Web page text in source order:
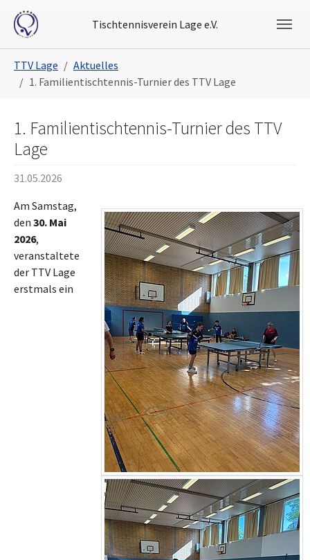
Skip to main navigation
Skip to main content
Skip to page footer
Tischtennisverein Lage e.V.
TTV Lage
Aktuelles
1. Familientischtennis-Turnier des TTV Lage
1. Familientischtennis-Turnier des TTV
Lage
31.05.2026
Am Samstag,
den 30. Mai
2026,
veranstaltete
der TTV Lage
erstmals ein